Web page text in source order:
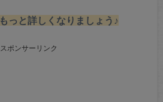
もっと詳しくなりましょう♪
スポンサーリンク